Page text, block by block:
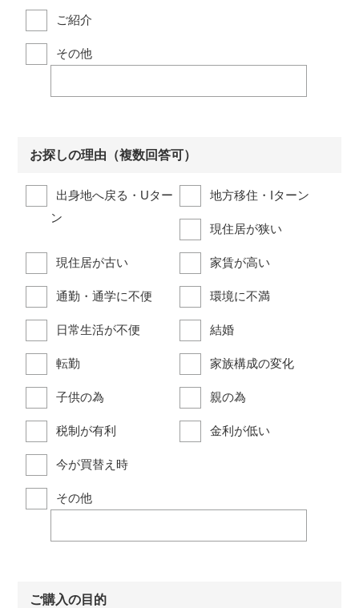
ご紹介
その他
お探しの理由（複数回答可）
出身地へ戻る・Uター
ン
地方移住・Iターン
現住居が狭い
現住居が古い 家賃が高い
通勤・通学に不便 環境に不満
日常生活が不便 結婚
転勤 家族構成の変化
子供の為 親の為
税制が有利 金利が低い
今が買替え時
その他
ご購入の目的